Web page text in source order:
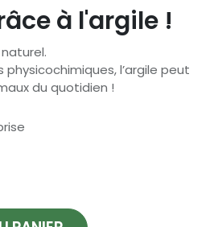
à l'argile !
l’argile peut
du quotidien !